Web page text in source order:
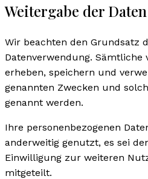
Weitergabe der Daten
Wir beachten den Grundsatz
Datenverwendung. Sämtliche
erheben, speichern und
genannten Zwecken und
genannt werden.
Ihre personenbezogenen
anderweitig genutzt, es sei
Einwilligung zur weiteren
mitgeteilt.